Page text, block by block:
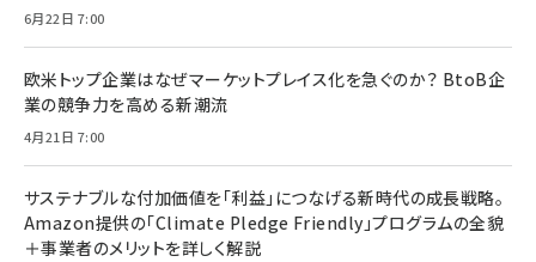
6月22日 7:00
欧米トップ企業はなぜマーケットプレイス化を急ぐのか？ BtoB企
業の競争力を高める新潮流
4月21日 7:00
サステナブルな付加価値を「利益」につなげる新時代の成長戦略。
Amazon提供の「Climate Pledge Friendly」プログラムの全貌
＋事業者のメリットを詳しく解説